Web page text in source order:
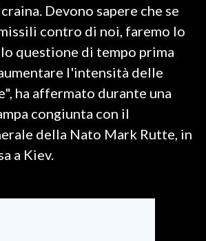
Devono sapere che se
contro di noi, faremo lo
questione di tempo prima
l'intensità delle
ha affermato durante una
congiunta con il
della Nato Mark Rutte, in
a Kiev.